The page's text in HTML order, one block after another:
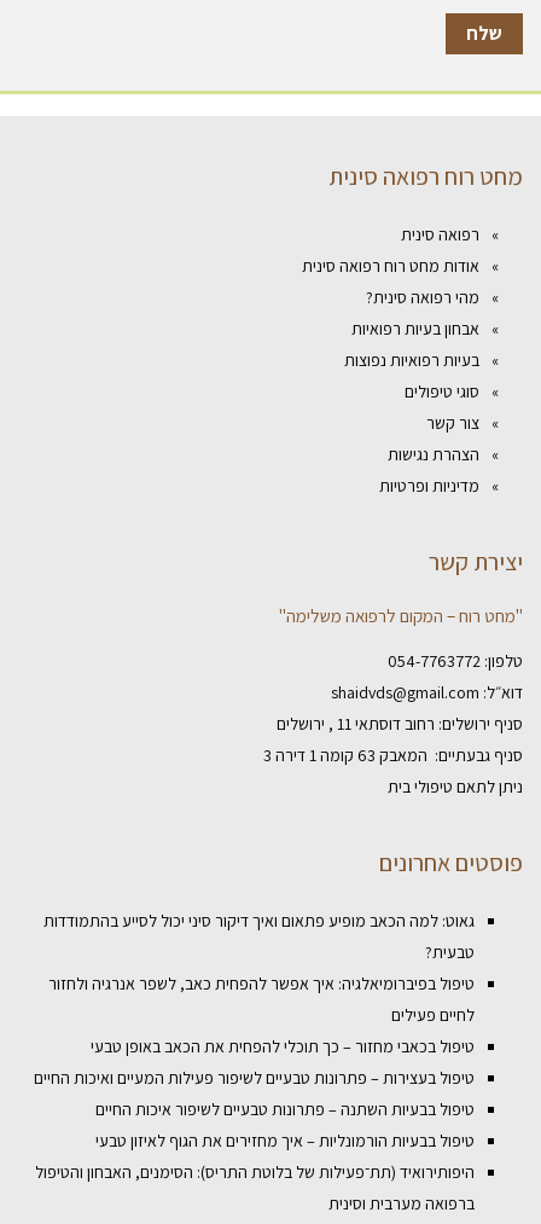
מחט רוח רפואה סינית
רפואה סינית
אודות מחט רוח רפואה סינית
מהי רפואה סינית?
אבחון בעיות רפואיות
בעיות רפואיות נפוצות
סוגי טיפולים
צור קשר
הצהרת נגישות
מדיניות ופרטיות
יצירת קשר
"מחט רוח – המקום לרפואה משלימה"
טלפון: 054-7763772
דוא״ל: shaidvds@gmail.com
סניף ירושלים: רחוב דוסתאי 11 , ירושלים
סניף גבעתיים: המאבק 63 קומה 1 דירה 3
ניתן לתאם טיפולי בית
פוסטים אחרונים
גאוט: למה הכאב מופיע פתאום ואיך דיקור סיני יכול לסייע בהתמודדות
טבעית?
טיפול בפיברומיאלגיה: איך אפשר להפחית כאב, לשפר אנרגיה ולחזור
לחיים פעילים
טיפול בכאבי מחזור – כך תוכלי להפחית את הכאב באופן טבעי
טיפול בעצירות – פתרונות טבעיים לשיפור פעילות המעיים ואיכות החיים
טיפול בבעיות השתנה – פתרונות טבעיים לשיפור איכות החיים
טיפול בבעיות הורמונליות – איך מחזירים את הגוף לאיזון טבעי
היפותירואיד (תת־פעילות של בלוטת התריס): הסימנים, האבחון והטיפול
ברפואה מערבית וסינית